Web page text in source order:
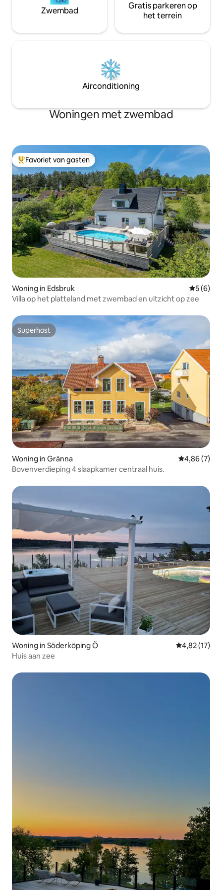
Zwembad
Gratis parkeren op
het terrein
Airconditioning
Woningen met zwembad
Topfavoriet van gasten
Favoriet van gasten
Woning in Edsbruk
5 (6)
Villa op het platteland met zwembad en uitzicht op zee
Superhost
Superhost
Woning in Gränna Gemiddelde
4,86 (7)
Bovenverdieping 4 slaapkamer centraal huis.
Woning in Söderköping Ö Gemiddelde
4,82 (17)
Huis aan zee